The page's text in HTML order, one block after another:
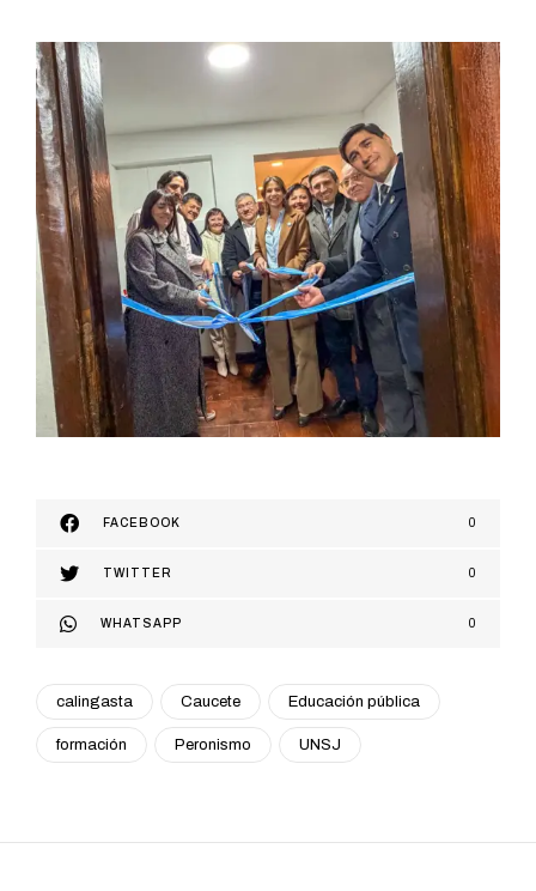
FACEBOOK 0
TWITTER 0
WHATSAPP 0
calingasta Caucete Educación pública
formación Peronismo UNSJ